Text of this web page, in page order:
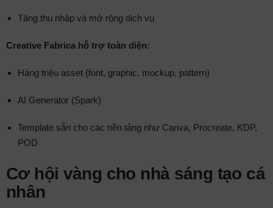
Tăng thu nhập và mở rộng dịch vụ
Creative Fabrica hỗ trợ toàn diện:
Hàng triệu asset (font, graphic, mockup, pattern)
AI Generator (Spark)
Template sẵn cho các nền tảng như Canva, Procreate, KDP,
POD
Cơ hội vàng cho nhà sáng tạo cá
nhân